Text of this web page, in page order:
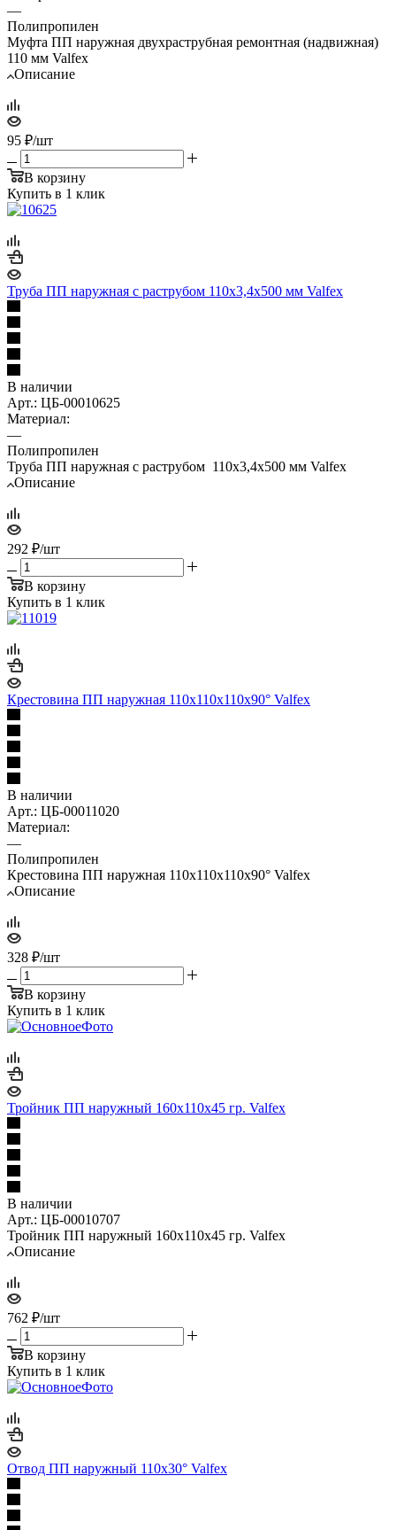
—
Полипропилен
Муфта ПП наружная двухраструбная ремонтная (надвижная)
110 мм Valfex
Описание
95 ₽/шт
В корзину
Купить в 1 клик
Труба ПП наружная с раструбом 110х3,4х500 мм Valfex
В наличии
Арт.: ЦБ-00010625
Материал:
—
Полипропилен
Труба ПП наружная с раструбом 110х3,4х500 мм Valfex
Описание
292 ₽/шт
В корзину
Купить в 1 клик
Крестовина ПП наружная 110х110х110х90° Valfex
В наличии
Арт.: ЦБ-00011020
Материал:
—
Полипропилен
Крестовина ПП наружная 110х110х110х90° Valfex
Описание
328 ₽/шт
В корзину
Купить в 1 клик
Тройник ПП наружный 160х110х45 гр. Valfex
В наличии
Арт.: ЦБ-00010707
Тройник ПП наружный 160х110х45 гр. Valfex
Описание
762 ₽/шт
В корзину
Купить в 1 клик
Отвод ПП наружный 110х30° Valfex